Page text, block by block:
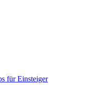
für Einsteiger